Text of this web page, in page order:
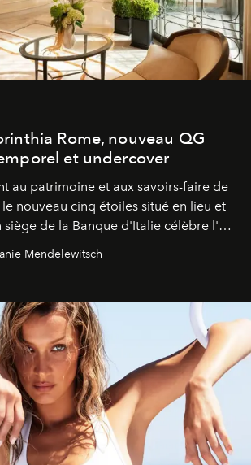
Rome, nouveau QG
et undercover
au patrimoine et aux savoirs-faire de
nouveau cinq étoiles situé en lieu et
de la Banque d'Italie célèbre l'art
Mendelewitsch